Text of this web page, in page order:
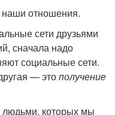
наши отношения.
сети друзьями
сначала надо
социальные сети.
— этополучение
людьми, которых мы